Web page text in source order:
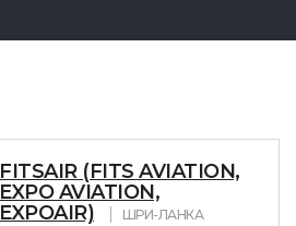
FITSAIR (FITS AVIATION,
EXPO AVIATION,
EXPOAIR)
ШРИ-ЛАНКА